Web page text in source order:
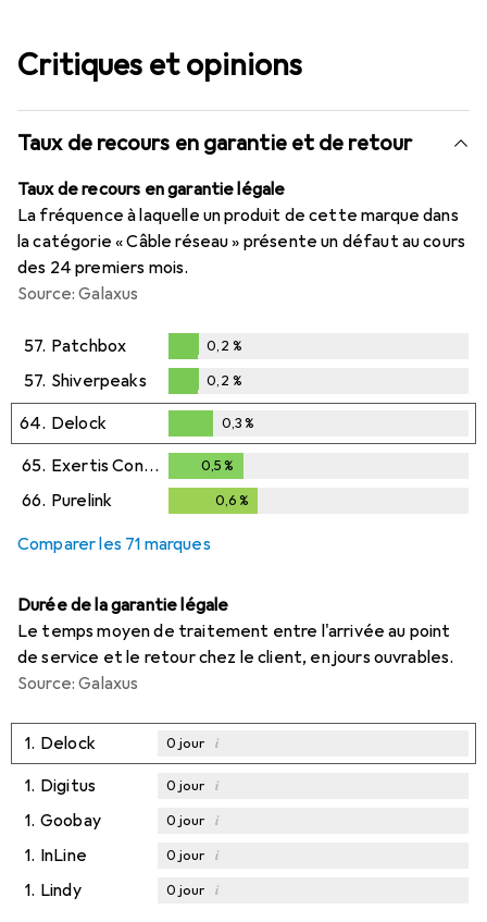
Critiques et opinions
Taux de recours en garantie et de retour
Taux de recours en garantie légale
La fréquence à laquelle un produit de cette marque dans
la catégorie « Câble réseau » présente un défaut au cours
des 24 premiers mois.
Source: Galaxus
57. Patchbox
0,2%
0,2 %
57. Shiverpeaks
0,2%
0,2 %
64. Delock
0,3%
0,3%
65. Exertis Connect 0,5 %
66. Purelink 0,6 %
Comparer les 71 marques
Durée de la garantie légale
Le temps moyen de traitement entre l'arrivée au point
de service et le retour chez le client, en jours ouvrables.
Source: Galaxus
1. Delock 0jour i
1. Digitus 0jour i
1. Goobay 0jour i
1. InLine 0jour i
1. Lindy 0jour i